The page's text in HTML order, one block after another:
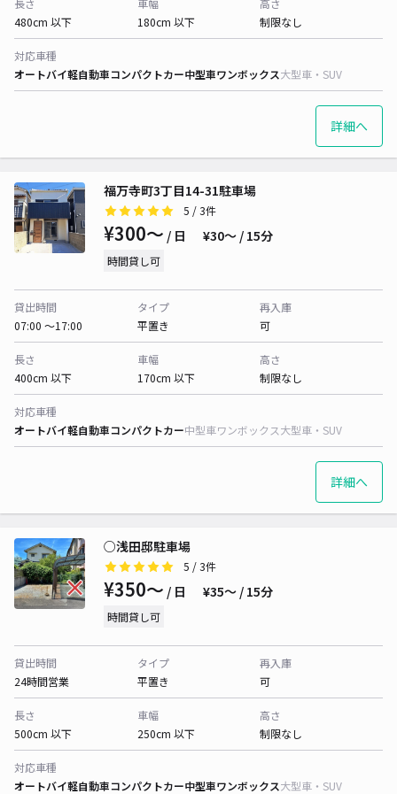
長さ
480cm 以下
車幅
180cm 以下
高さ
制限なし
対応車種
オートバイ軽自動車コンパクトカー中型車ワンボックス大型車・SUV
詳細へ
福万寺町3丁目14-31駐車場
5 / 3件
¥300〜 / 日 ¥30〜 / 15分
時間貸し可
貸出時間
07:00 〜17:00
タイプ
平置き
再入庫
可
長さ
400cm 以下
車幅
170cm 以下
高さ
制限なし
対応車種
オートバイ軽自動車コンパクトカー中型車ワンボックス大型車・SUV
詳細へ
○浅田邸駐車場
5 / 3件
¥350〜 / 日 ¥35〜 / 15分
時間貸し可
貸出時間
24時間営業
タイプ
平置き
再入庫
可
長さ
500cm 以下
車幅
250cm 以下
高さ
制限なし
対応車種
オートバイ軽自動車コンパクトカー中型車ワンボックス大型車・SUV